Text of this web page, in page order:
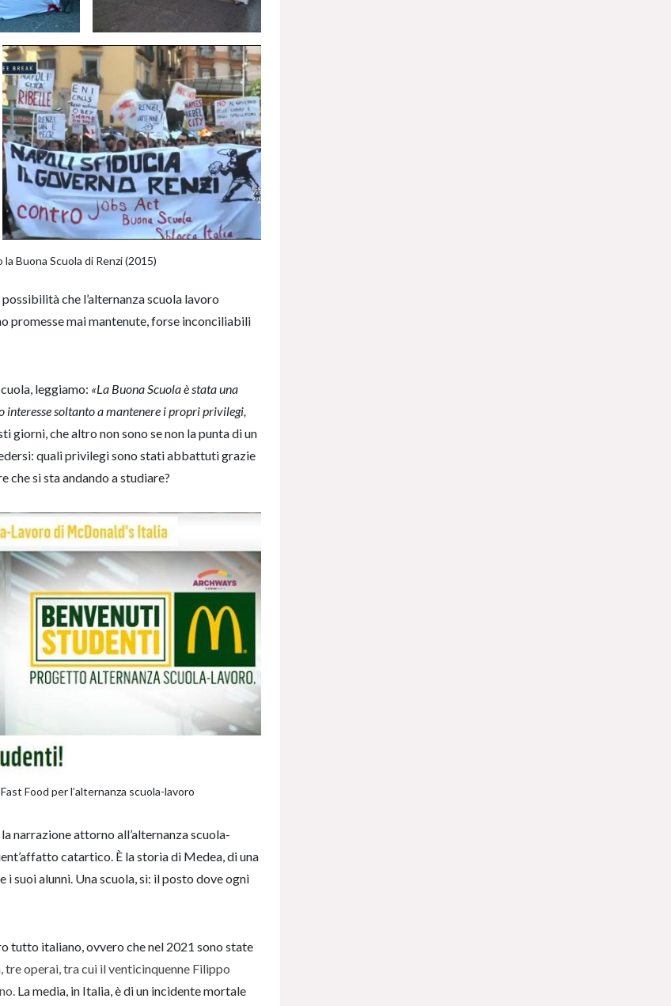
Buona Scuola di Renzi (2015)
che l’alternanza scuola lavoro
promesse mai mantenute, forse inconciliabili
leggiamo: «La Buona Scuola è stata una
soltanto a mantenere i propri privilegi,
giorni, che altro non sono se non la punta di un
quali privilegi sono stati abbattuti grazie
che si sta andando a studiare?
Food per l’alternanza scuola-lavoro
narrazione attorno all’alternanza scuola-
catartico. È la storia di Medea, di una
i suoi alunni. Una scuola, sì: il posto dove ogni
tutto italiano, ovvero che nel 2021 sono state
tre operai, tra cui il venticinquenne Filippo
La media, in Italia, è di un incidente mortale